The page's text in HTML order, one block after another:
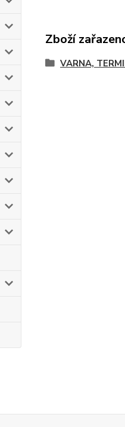
Zboží
VARNA,